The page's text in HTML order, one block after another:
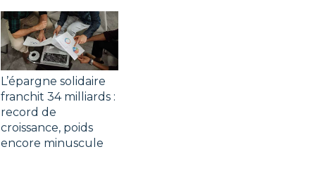
L’épargne solidaire
franchit 34 milliards :
record de
croissance, poids
encore minuscule